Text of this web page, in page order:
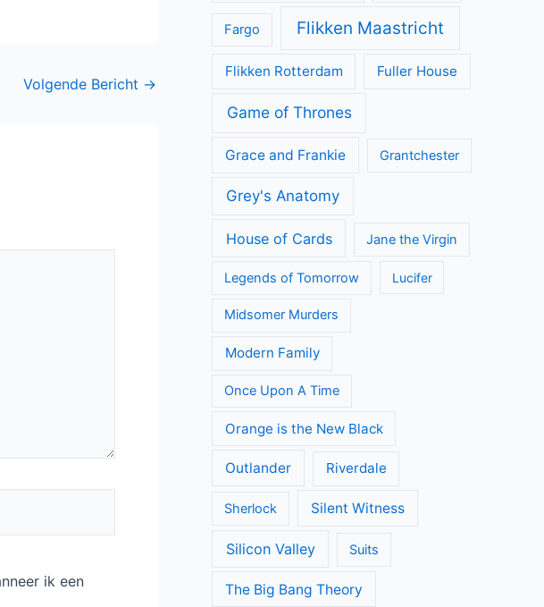
Volgende Bericht →
ik een
Fargo Flikken Maastricht
Flikken Rotterdam Fuller House
Game of Thrones
Grace and Frankie Grantchester
Grey's Anatomy
House of Cards Jane the Virgin
Legends of Tomorrow Lucifer
Midsomer Murders
Modern Family
Once Upon A Time
Orange is the New Black
Outlander Riverdale
Sherlock Silent Witness
Silicon Valley Suits
The Big Bang Theory